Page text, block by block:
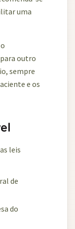
uma
outro
sempre
e os
leis
de
do